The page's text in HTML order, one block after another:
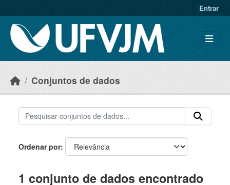
Entrar
Conjuntos de dados
Ordenar por
1 conjunto de dados encontrado